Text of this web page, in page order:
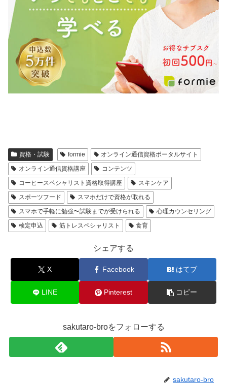
資格・試験 formie
オンライン通信資格ポータルサイト
オンライン通信資格講座
コンテンツ
コーヒースペシャリスト資格取得講座
スキンケア
スポーツフード
スマホだけで資格が取れる
スマホで手軽に勉強〜試験までが受けられる
心理カウンセリング
検定申込
筋トレスペシャリスト 食育
シェアする
X Facebook はてブ
LINE Pinterest コピー
sakutaro-broをフォローする
sakutaro-bro